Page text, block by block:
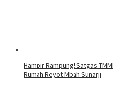
Hampir Rampung! Satgas
Rumah Reyot Mbah Sunarji